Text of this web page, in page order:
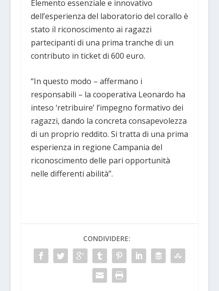
Elemento essenziale e innovativo
dell’esperienza del laboratorio del corallo è
stato il riconoscimento ai ragazzi
partecipanti di una prima tranche di un
contributo in ticket di 600 euro.
“In questo modo – affermano i
responsabili – la cooperativa Leonardo ha
inteso ‘retribuire’ l’impegno formativo dei
ragazzi, dando la concreta consapevolezza
di un proprio reddito. Si tratta di una prima
esperienza in regione Campania del
riconoscimento delle pari opportunità
nelle differenti abilità”.
CONDIVIDERE: